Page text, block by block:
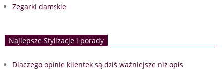
Zegarki damskie
Najlepsze Stylizacje i porady
Dlaczego opinie klientek są dziś ważniejsze niż opis